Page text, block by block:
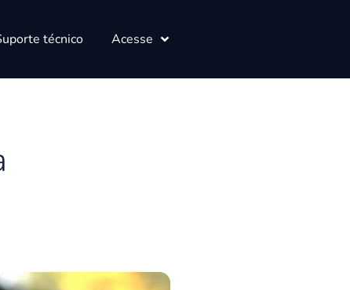
técnico Acesse